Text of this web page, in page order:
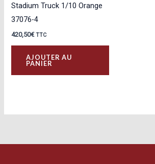
Stadium Truck 1/10 Orange
37076-4
420,50€ TTC
AJOUTER AU
PANIER